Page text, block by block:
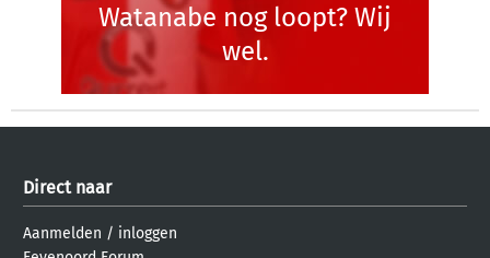
Watanabe nog loopt? Wij
wel.
Direct naar
Aanmelden / inloggen